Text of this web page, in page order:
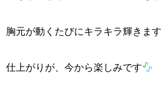
胸元が動くたびにキラキラ輝きます
仕上がりが、今から楽しみです